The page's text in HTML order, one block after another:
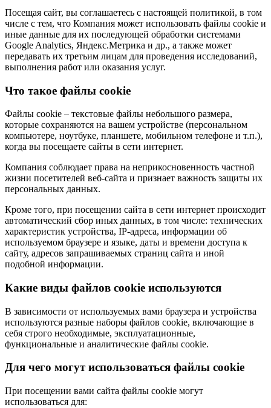
Посещая сайт, вы соглашаетесь с настоящей политикой, в том
числе с тем, что Компания может использовать файлы cookie и
иные данные для их последующей обработки системами
Google Analytics, Яндекс.Метрика и др., а также может
передавать их третьим лицам для проведения исследований,
выполнения работ или оказания услуг.
Что такое файлы cookie
Файлы cookie – текстовые файлы небольшого размера,
которые сохраняются на вашем устройстве (персональном
компьютере, ноутбуке, планшете, мобильном телефоне и т.п.),
когда вы посещаете сайты в сети интернет.
Компания соблюдает права на неприкосновенность частной
жизни посетителей веб-сайта и признает важность защиты их
персональных данных.
Кроме того, при посещении сайта в сети интернет происходит
автоматический сбор иных данных, в том числе: технических
характеристик устройства, IP-адреса, информации об
используемом браузере и языке, даты и времени доступа к
сайту, адресов запрашиваемых страниц сайта и иной
подобной информации.
Какие виды файлов cookie используются
В зависимости от используемых вами браузера и устройства
используются разные наборы файлов cookie, включающие в
себя строго необходимые, эксплуатационные,
функциональные и аналитические файлы cookie.
Для чего могут использоваться файлы cookie
При посещении вами сайта файлы cookie могут
использоваться для: